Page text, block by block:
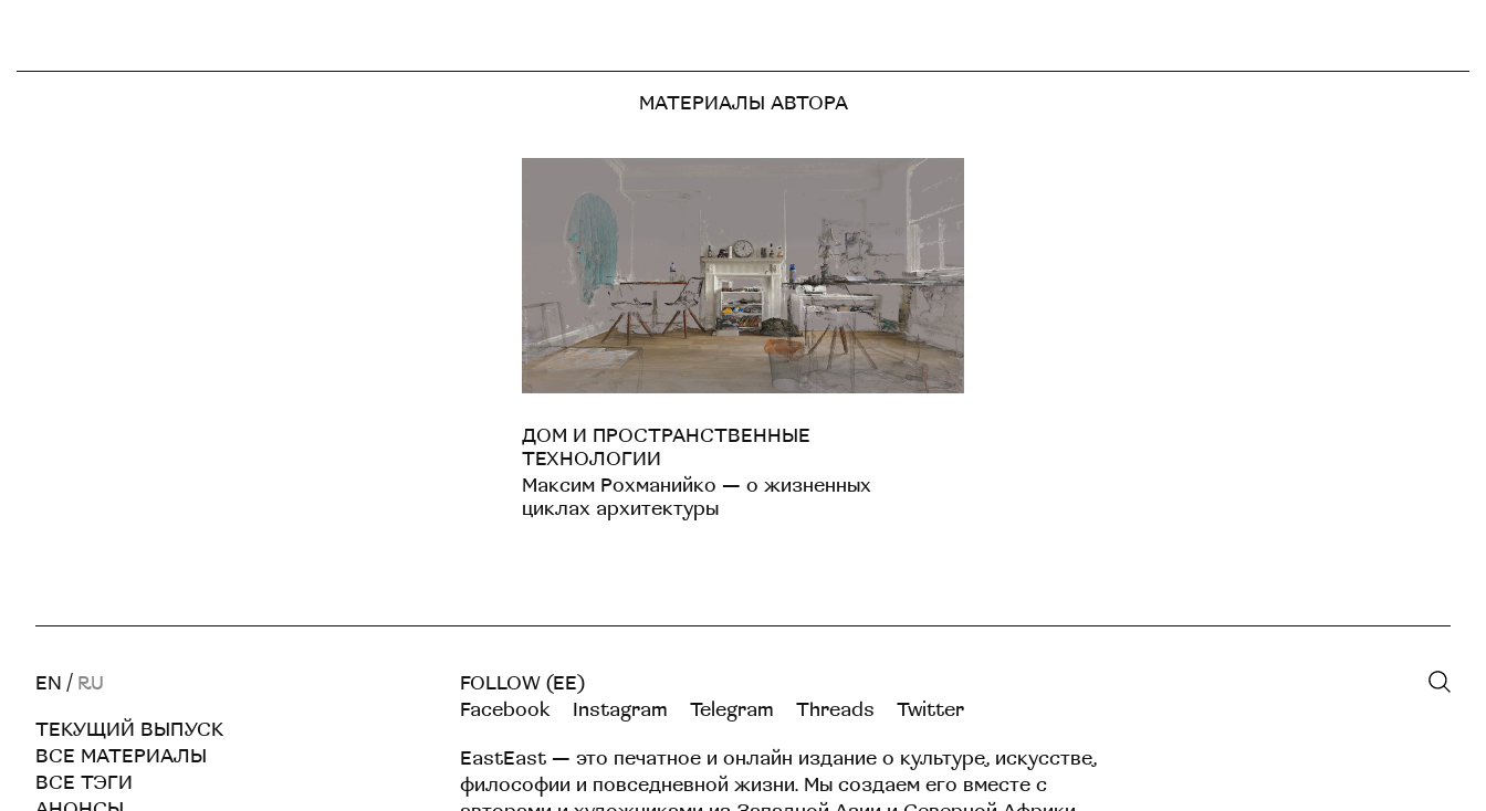
МАТЕРИАЛЫ АВТОРА
ДОМ И ПРОСТРАНСТВЕННЫЕ
ТЕХНОЛОГИИ
Максим Рохманийко — о жизненных
циклах архитектуры
EN / RU
ТЕКУЩИЙ ВЫПУСК
ВСЕ МАТЕРИАЛЫ
ВСЕ ТЭГИ
FOLLOW (EE)
Facebook
Instagram Telegram Threads Twitter
EastEast — это печатное и онлайн издание о культуре, искусстве,
философии и повседневной жизни. Мы создаем его вместе с